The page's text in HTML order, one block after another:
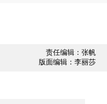
责任编辑：张帆
版面编辑：李丽莎